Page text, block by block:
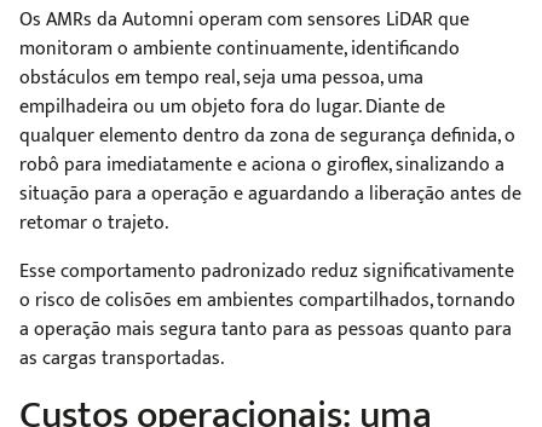
Os AMRs da Automni operam com sensores LiDAR que
monitoram o ambiente continuamente, identificando
obstáculos em tempo real, seja uma pessoa, uma
empilhadeira ou um objeto fora do lugar. Diante de
qualquer elemento dentro da zona de segurança definida, o
robô para imediatamente e aciona o giroflex, sinalizando a
situação para a operação e aguardando a liberação antes de
retomar o trajeto.
Esse comportamento padronizado reduz significativamente
o risco de colisões em ambientes compartilhados, tornando
a operação mais segura tanto para as pessoas quanto para
as cargas transportadas.